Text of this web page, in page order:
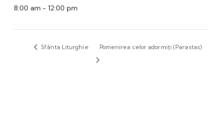
8:00 am - 12:00 pm
Sfânta Liturghie Pomenirea celor adormiți (Parastas)